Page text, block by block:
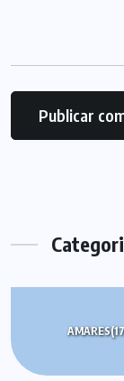
AMARES